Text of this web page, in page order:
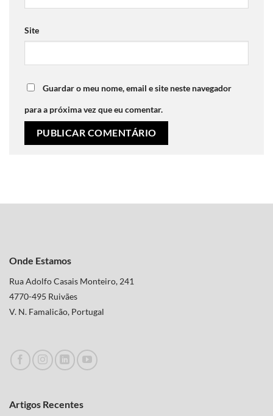
Site
Guardar o meu nome, email e site neste navegador
para a próxima vez que eu comentar.
Onde Estamos
Rua Adolfo Casais Monteiro, 241
4770-495 Ruivães
V. N. Famalicão, Portugal
Artigos Recentes